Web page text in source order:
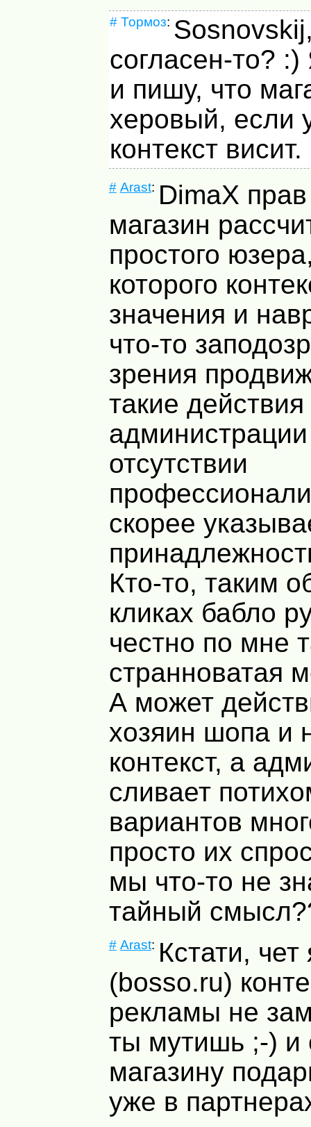
# Тормоз:
согласен-то?
и пишу, что
херовый, если
контекст висит.
# Arast: DimaX
магазин
простого
которого
значения и
что-то
зрения
такие
администрации
отсутствии
скорее
Кто-то, таким
кликах бабло
честно по мне
странноватая
А может
хозяин шопа и
контекст, а
сливает
вариантов
просто их
мы что-то не
тайный
# Arast: Кстати,
(bosso.ru)
рекламы не
ты мутишь ;-) и
магазину
уже в